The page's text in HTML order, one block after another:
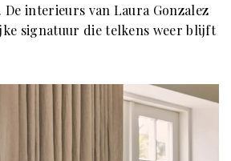
De interieurs van Laura Gonzalez
signatuur die telkens weer blijft